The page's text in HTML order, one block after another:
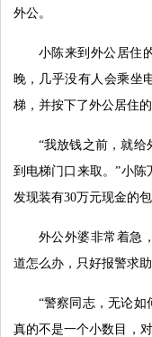
外公。
小陈来到外公居住
晚，几乎没有人会乘坐
梯，并按下了外公居住的
“我放钱之前，就
到电梯门口来取。”小
发现装有30万元现金的
外公外婆非常着急
道怎么办，只好报警求助
“警察同志，无论如
真的不是一个小数目，